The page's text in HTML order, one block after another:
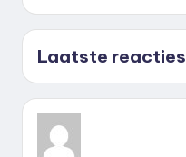
Laatste reacties